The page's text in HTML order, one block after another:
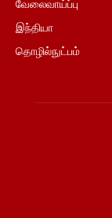
வேலைவாய்ப்பு
இந்தியா
தொழில்நுட்பம்